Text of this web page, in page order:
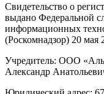
Свидетельство о
выдано Федеральной
информационных
(Роскомнадзор) 20 мая
Учредитель: ООО
Александр